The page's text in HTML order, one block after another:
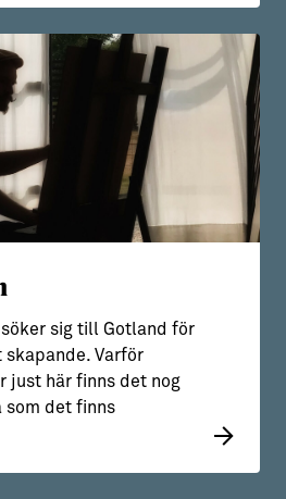
sig till Gotland för
Varför
just här finns det nog
som det finns